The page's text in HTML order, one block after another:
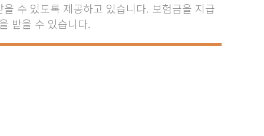
수 있도록 제공하고 있습니다. 보험금을 지급
받을 수 있습니다.